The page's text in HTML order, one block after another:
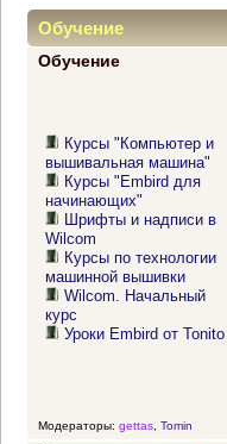
Обучение
Обучение
Курсы "Компьютер и
вышивальная машина"
Курсы "Embird для
начинающих"
Шрифты и надписи в
Wilcom
Курсы по технологии
машинной вышивки
Wilcom. Начальный
курс
Уроки Embird от Tonito
Модераторы: gettas, Tomin